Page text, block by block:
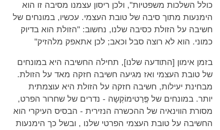
כולל השלכות משפטיות", ולכן ריסון עצמנו מסיבה זו הוא
הימנעות מתוך סיבה של טובת העצמי. עכשיו, במונחים של
חשיבה על הזולת כסיבה שלנו, נחשוב: "הזולת הוא בדיוק
כמוני. הוא לא רוצה סבל וכאב; לכן אתאפק מלהזיק"
בזמן אימון [התודעה שלנו], תחילה החשיבה היא במונחים
של טובת העצמי ואז מגיעה חשיבה חזקה מאד על הזולת.
מבחינת יעילות, חשיבה חזקה על הזולת היא עוצמתית
יותר. במונחים של פְְּרַטימוֹקְשָה - נדרים של שחרור הפרט,
מסורת הווינאיה של ההכשרה הנזירית - הבסיס העיקרי הוא
החשיבה על טובת העצמי הפרטי שלנו , ובשל כך הימנעות